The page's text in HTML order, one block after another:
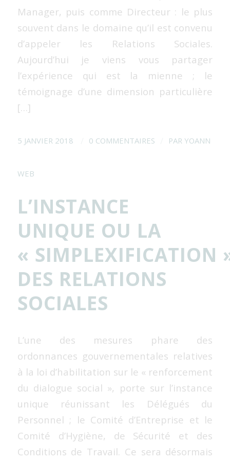
Manager, puis comme Directeur : le plus
souvent dans le domaine qu’il est convenu
d’appeler les Relations Sociales.
Aujourd’hui je viens vous partager
l’expérience qui est la mienne ; le
témoignage d’une dimension particulière
[…]
5 JANVIER 2018 0 COMMENTAIRES PAR YOANN
WEB
L’INSTANCE
UNIQUE OU LA
« SIMPLEXIFICATION
DES RELATIONS
SOCIALES
L’une des mesures phare des
ordonnances gouvernementales relatives
à la loi d’habilitation sur le « renforcement
du dialogue social », porte sur l’instance
unique réunissant les Délégués du
Personnel ; le Comité d’Entreprise et le
Comité d’Hygiène, de Sécurité et des
Conditions de Travail. Ce sera désormais